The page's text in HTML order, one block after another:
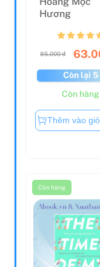
Hương
85.000 đ
Còn lại 5
Còn hàng
Thêm vào
Còn hàng